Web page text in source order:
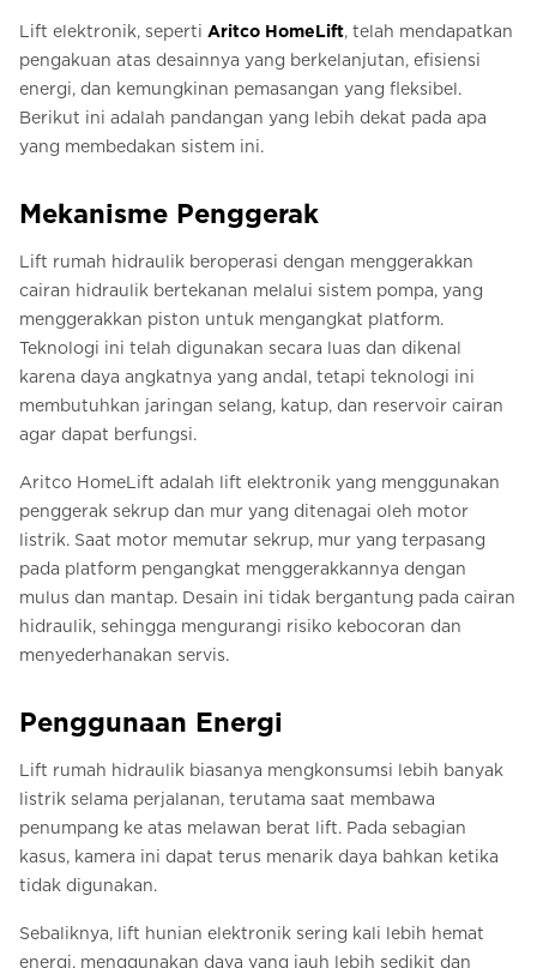
Lift elektronik, seperti Aritco HomeLift, telah mendapatkan
pengakuan atas desainnya yang berkelanjutan, efisiensi
energi, dan kemungkinan pemasangan yang fleksibel.
Berikut ini adalah pandangan yang lebih dekat pada apa
yang membedakan sistem ini.
Mekanisme Penggerak
Lift rumah hidraulik beroperasi dengan menggerakkan
cairan hidraulik bertekanan melalui sistem pompa, yang
menggerakkan piston untuk mengangkat platform.
Teknologi ini telah digunakan secara luas dan dikenal
karena daya angkatnya yang andal, tetapi teknologi ini
membutuhkan jaringan selang, katup, dan reservoir cairan
agar dapat berfungsi.
Aritco HomeLift adalah lift elektronik yang menggunakan
penggerak sekrup dan mur yang ditenagai oleh motor
listrik. Saat motor memutar sekrup, mur yang terpasang
pada platform pengangkat menggerakkannya dengan
mulus dan mantap. Desain ini tidak bergantung pada cairan
hidraulik, sehingga mengurangi risiko kebocoran dan
menyederhanakan servis.
Penggunaan Energi
Lift rumah hidraulik biasanya mengkonsumsi lebih banyak
listrik selama perjalanan, terutama saat membawa
penumpang ke atas melawan berat lift. Pada sebagian
kasus, kamera ini dapat terus menarik daya bahkan ketika
tidak digunakan.
Sebaliknya, lift hunian elektronik sering kali lebih hemat
energi, menggunakan daya yang jauh lebih sedikit dan